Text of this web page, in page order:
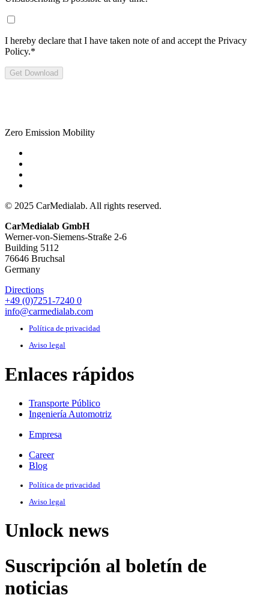
I hereby declare that I have taken note of and accept the Privacy
Policy.*
Get Download
Zero Emission Mobility
© 2025 CarMedialab. All rights reserved.
CarMedialab GmbH
Werner-von-Siemens-Straße 2-6
Building 5112
76646 Bruchsal
Germany
Directions
+49 (0)7251-7240 0
info@carmedialab.com
Política de privacidad
Aviso legal
Enlaces rápidos
Transporte Público
Ingeniería Automotriz
Empresa
Career
Blog
Política de privacidad
Aviso legal
Unlock news
Suscripción al boletín de
noticias